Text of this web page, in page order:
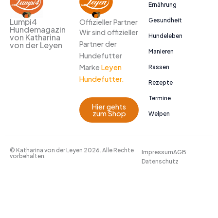
Lumpi4
Hundemagazin
von Katharina
von der Leyen
Offizieller Partner
Wir sind offizieller
Partner der
Hundefutter
Marke Leyen
Hundefutter.
Hier gehts
zum Shop
Ernährung
Gesundheit
Hundeleben
Manieren
Rassen
Rezepte
Termine
Welpen
© Katharina von der Leyen 2026. Alle Rechte
vorbehalten.
ImpressumAGB
Datenschutz